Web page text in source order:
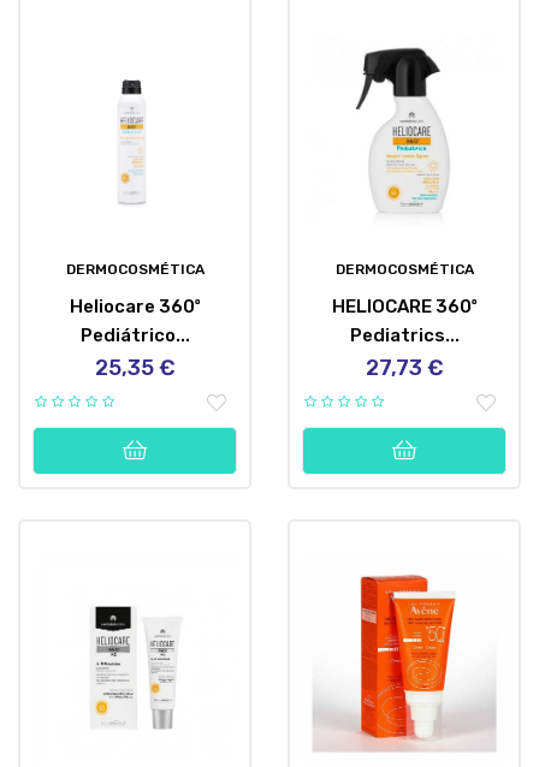
DERMOCOSMÉTICA
Heliocare 360º
Pediátrico...
Precio
25,35 €
DERMOCOSMÉTICA
HELIOCARE 360º
Pediatrics...
Precio
27,73 €